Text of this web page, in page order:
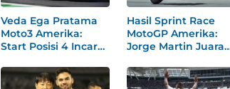
Veda Ega Pratama
Moto3 Amerika:
Start Posisi 4 Incar
Hasil Sprint Race
MotoGP Amerika:
Jorge Martin Juara